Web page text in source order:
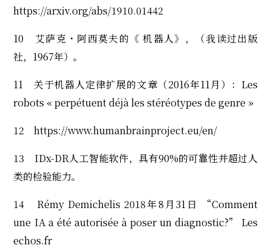
https://arxiv.org/abs/1910.01442
10 艾萨克・阿西莫夫的《 机器人》，（我读过出版
社，1967年）。
11 关于机器人定律扩展的文章（2016年11月）：Les
robots « perpétuent déjà les stéréotypes de genre »
12 https://www.humanbrainproject.eu/en/
13 IDx-DR人工智能软件，具有90%的可靠性并超过人
类的检验能力。
14 Rémy Demichelis 2018年8月31日 “Comment
une IA a été autorisée à poser un diagnostic?” Les
echos.fr